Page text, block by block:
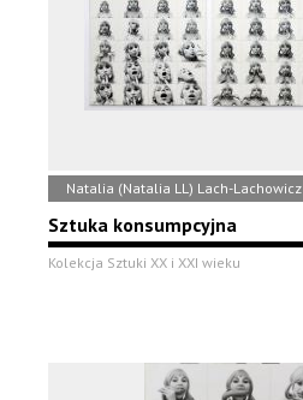
Natalia (Natalia LL) Lach-Lachowicz
Sztuka konsumpcyjna
Kolekcja Sztuki XX i XXI wieku